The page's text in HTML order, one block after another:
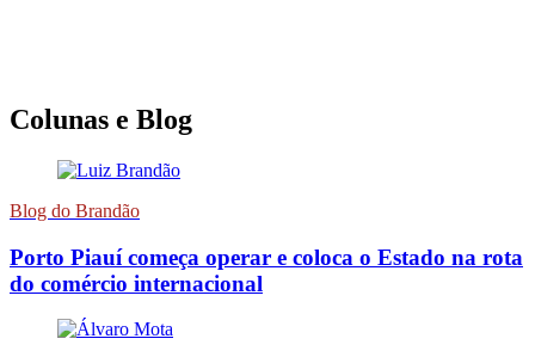
Colunas e Blog
Blog do Brandão
Porto Piauí começa operar e coloca o Estado na rota
do comércio internacional